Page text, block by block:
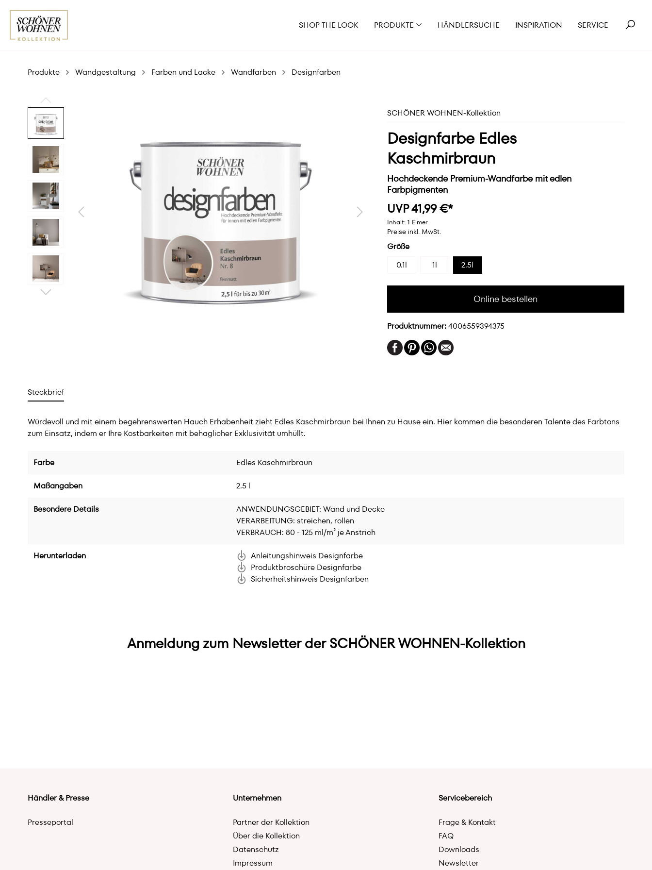
SHOP THE LOOK PRODUKTE HÄNDLERSUCHE INSPIRATION SERVICE
Produkte Wandgestaltung Farben und Lacke Wandfarben Designfarben
SCHÖNER WOHNEN-Kollektion
Designfarbe Edles
Kaschmirbraun
Hochdeckende Premium-Wandfarbe mit edlen
Farbpigmenten
UVP 41,99 €*
Inhalt: 1 Eimer
Preise inkl. MwSt.
Größe
0.1l
1l 2.5l
Online bestellen
Produktnummer:4006559394375
Steckbrief
Würdevoll und mit einem begehrenswerten Hauch Erhabenheit zieht Edles Kaschmirbraun bei Ihnen zu Hause ein. Hier kommen die besonderen Talente des Farbtons
zum Einsatz, indem er Ihre Kostbarkeiten mit behaglicher Exklusivität umhüllt.
Farbe Edles Kaschmirbraun
Maßangaben 2.5 l
Besondere Details
ANWENDUNGSGEBIET: Wand und Decke
VERARBEITUNG: streichen, rollen
VERBRAUCH: 80 - 125 ml/m² je Anstrich
Herunterladen
Anleitungshinweis Designfarbe
Produktbroschüre Designfarbe
Sicherheitshinweis Designfarben
Anmeldung zum Newsletter der SCHÖNER WOHNEN-Kollektion
Händler & Presse
Presseportal
Unternehmen
Partner der Kollektion
Über die Kollektion
Datenschutz
Impressum
Servicebereich
Frage & Kontakt
FAQ
Downloads
Newsletter